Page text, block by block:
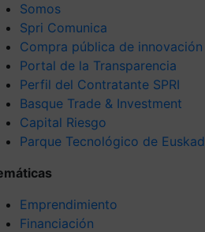
Somos
Spri Comunica
Compra pública de innovación
Portal de la Transparencia
Perfil del Contratante SPRI
Basque Trade & Investment
Capital Riesgo
Parque Tecnológico de
Emprendimiento
Financiación